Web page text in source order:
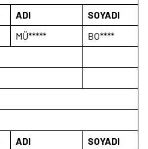
ADI
SOYADI
MÜ***** BO****
ADI
SOYADI